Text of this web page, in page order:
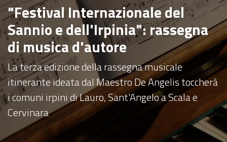
"Festival Internazionale del
Sannio e dell'Irpinia": rassegna
di musica d'autore
La terza edizione della rassegna musicale
itinerante ideata dal Maestro De Angelis toccherà
i comuni irpini di Lauro, Sant'Angelo a Scala e
Cervinara